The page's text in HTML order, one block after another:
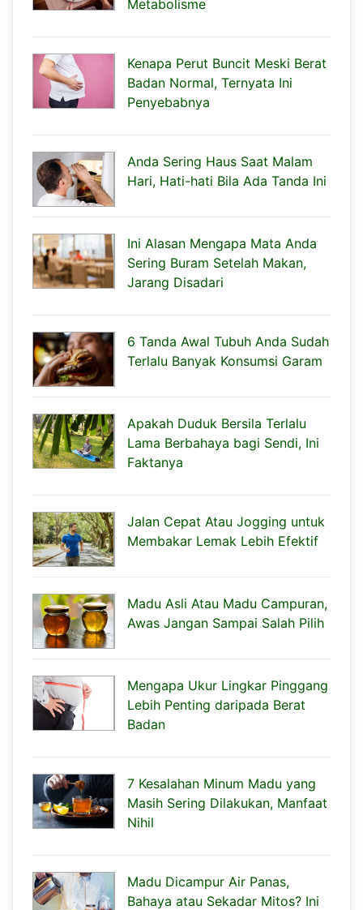
Metabolisme
Kenapa Perut Buncit Meski Berat
Badan Normal, Ternyata Ini
Penyebabnya
Anda Sering Haus Saat Malam
Hari, Hati-hati Bila Ada Tanda Ini
Ini Alasan Mengapa Mata Anda
Sering Buram Setelah Makan,
Jarang Disadari
6 Tanda Awal Tubuh Anda Sudah
Terlalu Banyak Konsumsi Garam
Apakah Duduk Bersila Terlalu
Lama Berbahaya bagi Sendi, Ini
Faktanya
Jalan Cepat Atau Jogging untuk
Membakar Lemak Lebih Efektif
Madu Asli Atau Madu Campuran,
Awas Jangan Sampai Salah Pilih
Mengapa Ukur Lingkar Pinggang
Lebih Penting daripada Berat
Badan
7 Kesalahan Minum Madu yang
Masih Sering Dilakukan, Manfaat
Nihil
Madu Dicampur Air Panas,
Bahaya atau Sekadar Mitos? Ini